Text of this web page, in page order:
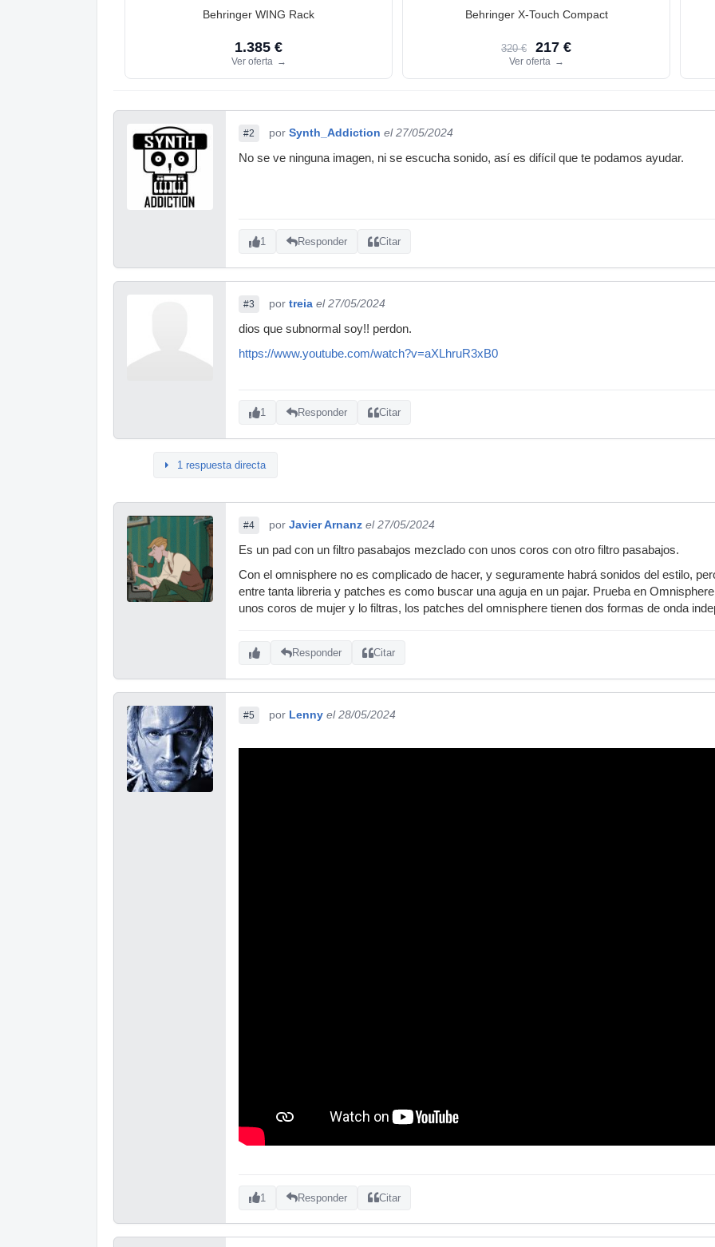
Behringer WING Rack
1.385 €
Ver oferta →
Behringer X-Touch Compact
320 € 217 €
Ver oferta →
#2 por Synth_Addiction el 27/05/2024
No se ve ninguna imagen, ni se escucha sonido, así es difícil que te podamos ayudar.
1 Responder Citar
#3 por treia el 27/05/2024
dios que subnormal soy!! perdon.
https://www.youtube.com/watch?v=aXLhruR3xB0
1 Responder Citar
1 respuesta directa
#4 por Javier Arnanz el 27/05/2024
Es un pad con un filtro pasabajos mezclado con unos coros con otro filtro pasabajos.
Con el omnisphere no es complicado de hacer, y seguramente habrá sonidos del estilo,
entre tanta libreria y patches es como buscar una aguja en un pajar. Prueba en
unos coros de mujer y lo filtras, los patches del omnisphere tienen dos formas de onda
Responder Citar
#5 por Lenny el 28/05/2024
1 Responder Citar